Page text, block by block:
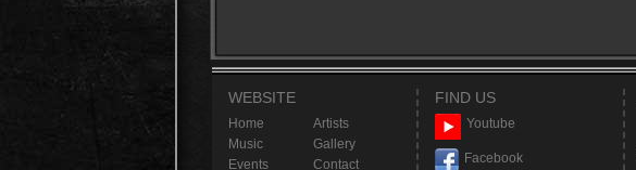
WEBSITE
Home
Music
Events
Artists
Gallery
Contact
FIND US
Youtube
Facebook